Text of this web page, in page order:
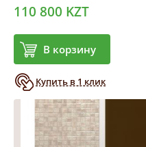
110 800 KZT
В корзину
Купить в 1 клик